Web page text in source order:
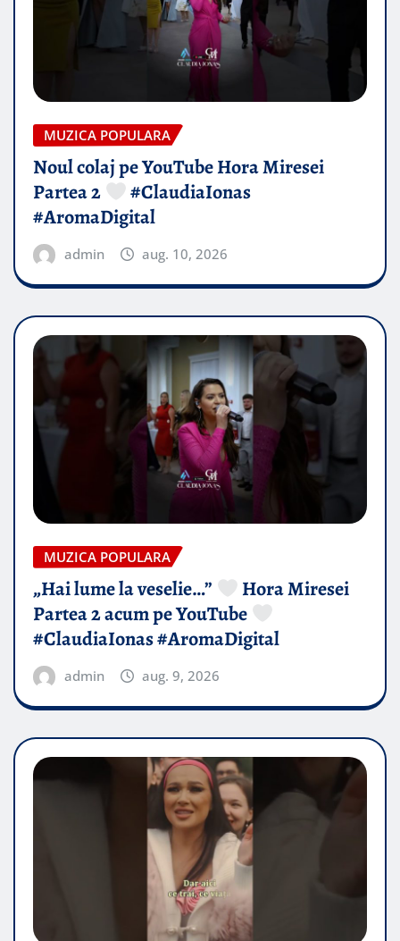
MUZICA POPULARA
Noul colaj pe YouTube Hora Miresei
Partea 2
#ClaudiaIonas
#AromaDigital
admin aug. 10, 2026
MUZICA POPULARA
„Hai lume la veselie…”
Hora Miresei
Partea 2 acum pe YouTube
#ClaudiaIonas #AromaDigital
admin aug. 9, 2026